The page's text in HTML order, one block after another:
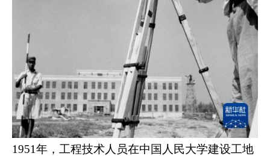
1951年，工程技术人员在中国人民大学建设工地